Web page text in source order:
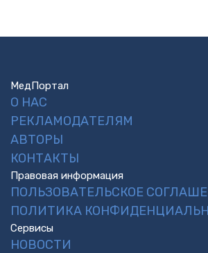
МедПортал
О НАС
РЕКЛАМОДАТЕЛЯМ
АВТОРЫ
КОНТАКТЫ
Правовая информация
ПОЛЬЗОВАТЕЛЬСКОЕ
ПОЛИТИКА
Сервисы
НОВОСТИ